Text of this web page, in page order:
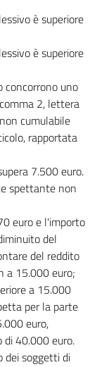
è superiore
è superiore
concorrono uno
2, lettera
cumulabile
rapportata
7.500 euro.
spettante non
euro e l'importo
del
del reddito
a 15.000 euro;
a 15.000
per la parte
euro,
di 40.000 euro.
dei soggetti di